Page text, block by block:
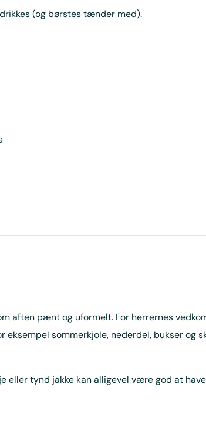
(og børstes tænder med).
aften pænt og uformelt. For herrernes
sommerkjole, nederdel, bukser og
tynd jakke kan alligevel være god at